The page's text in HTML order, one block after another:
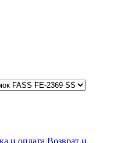
и оплата Возврат и